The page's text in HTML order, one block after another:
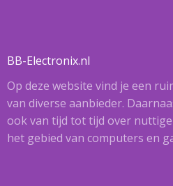
BB-Electronix.nl
Op deze website vind je een
van diverse aanbieder.
ook van tijd tot tijd over
het gebied van computers en